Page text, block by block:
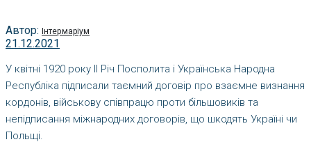
Автор: Інтермаріум
21.12.2021
У квітні 1920 року ІІ Річ Посполита і Українська Народна
Республіка підписали таємний договір про взаємне визнання
кордонів, військову співпрацю проти більшовиків та
непідписання міжнародних договорів, що шкодять Україні чи
Польщі.